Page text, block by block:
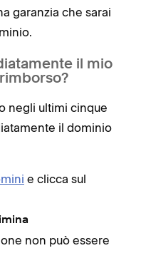
garanzia che sarai
il mio
negli ultimi cinque
il dominio
e clicca sul
non può essere